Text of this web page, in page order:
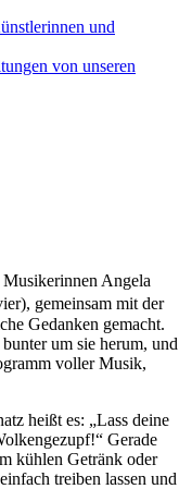
und
von unseren
Angela
gemeinsam mit der
Gedanken gemacht.
um sie herum, und
voller Musik,
heißt es: „Lass deine
Gerade
kühlen Getränk oder
treiben lassen und